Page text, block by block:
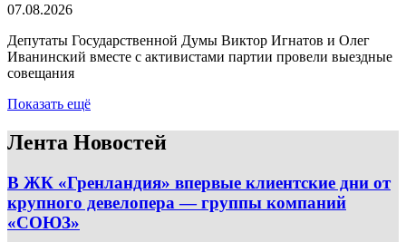
07.08.2026
Депутаты Государственной Думы Виктор Игнатов и Олег
Иванинский вместе с активистами партии провели выездные
совещания
Показать ещё
Лента Новостей
В ЖК «Гренландия» впервые клиентские дни от
крупного девелопера — группы компаний
«СОЮЗ»